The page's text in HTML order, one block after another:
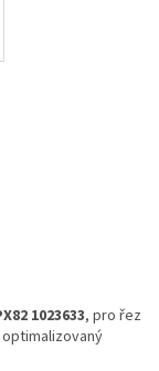
1023633, pro řez